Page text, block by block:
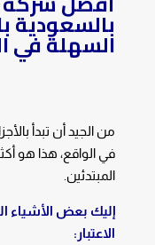
بالسعودية
السهلة في
من الجيد أن تبدأ
في الواقع، هذا هو
المبتدئين.
إليك بعض الأشياء
الاعتبار: